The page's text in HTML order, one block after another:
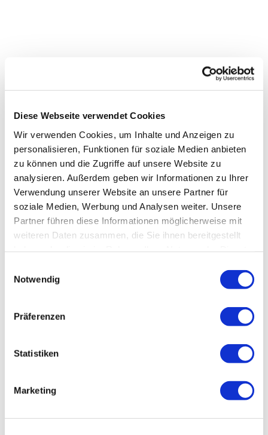
Diese Webseite verwendet Cookies
Wir verwenden Cookies, um Inhalte und Anzeigen zu
personalisieren, Funktionen für soziale Medien anbieten
zu können und die Zugriffe auf unsere Website zu
analysieren. Außerdem geben wir Informationen zu Ihrer
Verwendung unserer Website an unsere Partner für
soziale Medien, Werbung und Analysen weiter. Unsere
Partner führen diese Informationen möglicherweise mit
weiteren Daten zusammen, die Sie ihnen bereitgestellt
Notwendig
Präferenzen
Statistiken
Marketing